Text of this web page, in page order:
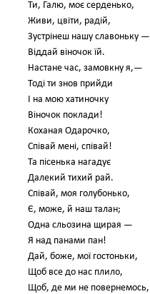
Ти, Галю, моє серденько,
Живи, цвіти, радій,
Зустрінеш нашу славоньку —
Віддай віночок їй.
Настане час, замовкну я,—
Тоді ти знов прийди
І на мою хатиночку
Віночок поклади!
Коханая Одарочко,
Співай мені, співай!
Та пісенька нагадує
Далекий тихий рай.
Співай, моя голубонько,
Є, може, й наш талан;
Одна сльозина щирая —
Я над панами пан!
Дай, боже, мої гостоньки,
Щоб все до нас плило,
Щоб, де ми не повернемось,